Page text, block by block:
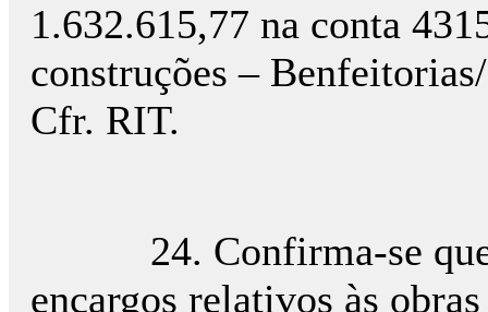
1.632.615,77 na conta
construções –
Cfr. RIT.
24. Confirma-se que
encargos relativos às